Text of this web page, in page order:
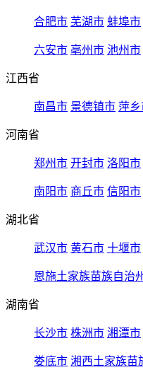
合肥市 芜湖市 蚌埠市
六安市 亳州市 池州市
江西省
南昌市 景德镇市 萍乡
河南省
郑州市 开封市 洛阳市
南阳市 商丘市 信阳市
湖北省
武汉市 黄石市 十堰市
恩施土家族苗族自治
湖南省
长沙市 株洲市 湘潭市
娄底市 湘西土家族苗